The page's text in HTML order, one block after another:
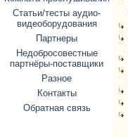
Статьи/тесты аудио-
видеоборудования
Партнеры
Недобросовестные
партнёры-поставщики
Разное
Контакты
Обратная связь